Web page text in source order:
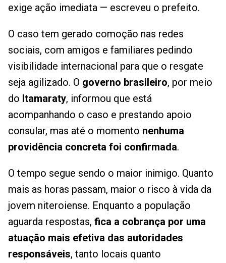
exige ação imediata — escreveu o prefeito.
O caso tem gerado comoção nas redes
sociais, com amigos e familiares pedindo
visibilidade internacional para que o resgate
seja agilizado. O governo brasileiro, por meio
do Itamaraty, informou que está
acompanhando o caso e prestando apoio
consular, mas até o momento nenhuma
providência concreta foi confirmada.
O tempo segue sendo o maior inimigo. Quanto
mais as horas passam, maior o risco à vida da
jovem niteroiense. Enquanto a população
aguarda respostas, fica a cobrança por uma
atuação mais efetiva das autoridades
responsáveis, tanto locais quanto